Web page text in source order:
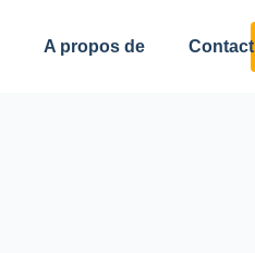
A propos de Contact